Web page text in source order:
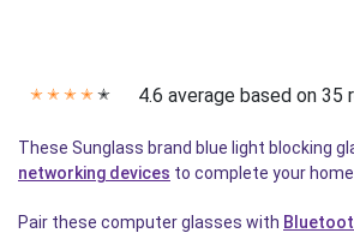
✭ ✭ ✭ ✭ ✭ 4.6 average based on 35
These Sunglass brand blue light blocking
networking devices to complete your
Pair these computer glasses with